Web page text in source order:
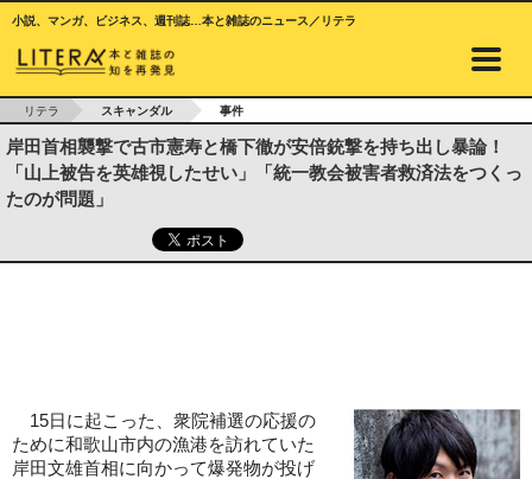
小説、マンガ、ビジネス、週刊誌…本と雑誌のニュース／リテラ
リテラ スキャンダル 事件
岸田首相襲撃で古市憲寿と橋下徹が安倍銃撃を持ち出し暴論！
「山上被告を英雄視したせい」「統一教会被害者救済法をつくっ
たのが問題」
15日に起こった、衆院補選の応援の
ために和歌山市内の漁港を訪れていた
岸田文雄首相に向かって爆発物が投げ